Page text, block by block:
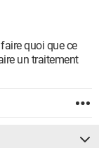
quoi que ce
un traitement